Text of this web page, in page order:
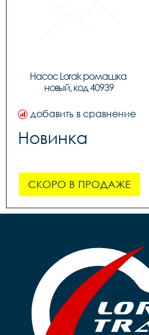
Насос Lorak ромашка
новый, код 40939
добавить в сравнение
Новинка
СКОРО В ПРОДАЖЕ